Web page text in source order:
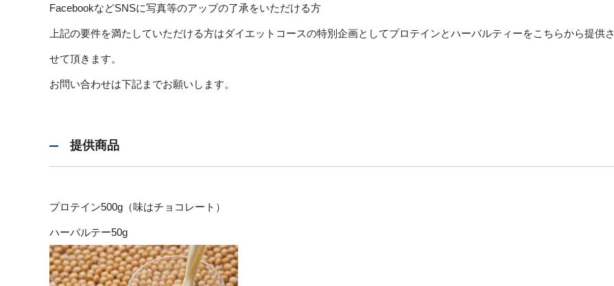
FacebookなどSNSに写真等のアップの了承をいただける方
上記の要件を満たしていただける方はダイエットコースの特別企画としてプロテインとハーバルティーをこちらから提供さ
せて頂きます。
お問い合わせは下記までお願いします。
提供商品
プロテイン500g（味はチョコレート）
ハーバルテー50g